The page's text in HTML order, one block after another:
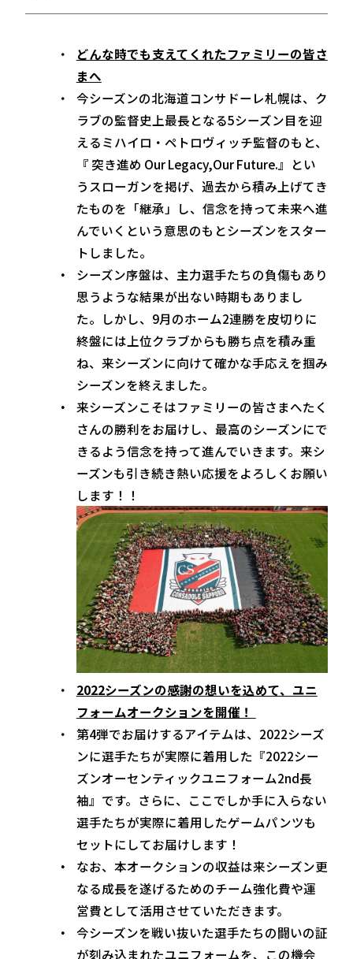
どんな時でも支えてくれたファミリーの皆さ
まへ
今シーズンの北海道コンサドーレ札幌は、ク
ラブの監督史上最長となる5シーズン目を迎
えるミハイロ・ペトロヴィッチ監督のもと、
『 突き進め Our Legacy,Our Future.』とい
うスローガンを掲げ、過去から積み上げてき
たものを「継承」し、信念を持って未来へ進
んでいくという意思のもとシーズンをスター
トしました。
シーズン序盤は、主力選手たちの負傷もあり
思うような結果が出ない時期もありまし
た。しかし、9月のホーム2連勝を皮切りに
終盤には上位クラブからも勝ち点を積み重
ね、来シーズンに向けて確かな手応えを掴み
シーズンを終えました。
来シーズンこそはファミリーの皆さまへたく
さんの勝利をお届けし、最高のシーズンにで
きるよう信念を持って進んでいきます。来シ
ーズンも引き続き熱い応援をよろしくお願い
します！！
2022シーズンの感謝の想いを込めて、ユニ
フォームオークションを開催！
第4弾でお届けするアイテムは、2022シーズ
ンに選手たちが実際に着用した『2022シー
ズンオーセンティックユニフォーム2nd長
袖』です。さらに、ここでしか手に入らない
選手たちが実際に着用したゲームパンツも
セットにしてお届けします！
なお、本オークションの収益は来シーズン更
なる成長を遂げるためのチーム強化費や運
営費として活用させていただきます。
今シーズンを戦い抜いた選手たちの闘いの証
が刻み込まれたユニフォームを、この機会